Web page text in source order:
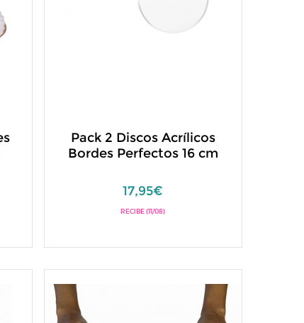
Pack 2 Discos Acrílicos
Bordes Perfectos 16 cm
17,95€
RECIBE (11/08)